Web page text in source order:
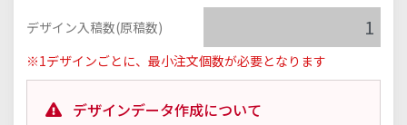
デザイン入稿数(原稿数)
※1デザインごとに、最小注文個数が必要となります
デザインデータ作成について